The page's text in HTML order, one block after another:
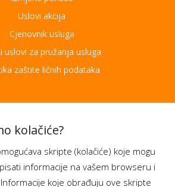
Uslovi akcija
Cjenovnik usluga
uslovi za pružanja usluga
zaštite ličnih podataka
Aplikacije
BH Telecom
Dostupnost usluga
kolačiće?
skripte (kolačiće) koje mogu
informacije na vašem browseru i
koje obrađuju ove skripte